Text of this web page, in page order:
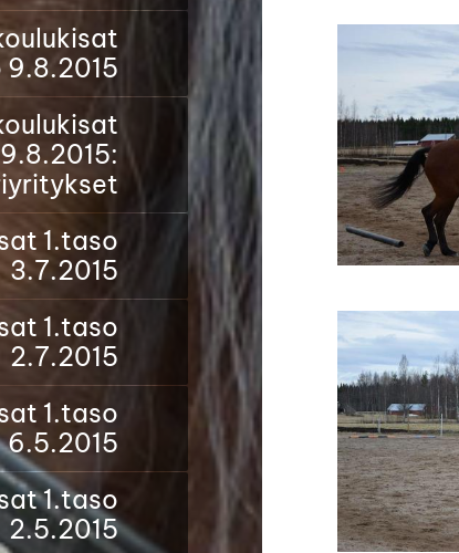
9.8.2015:
1.taso
3.7.2015
1.taso
2.7.2015
1.taso
6.5.2015
1.taso
2.5.2015